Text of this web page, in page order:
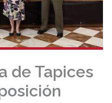
de Tapices